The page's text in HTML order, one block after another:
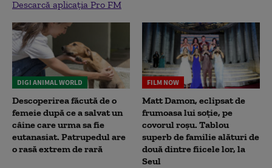
Descarcă aplicația Pro FM
DIGI ANIMAL WORLD
Descoperirea făcută de o
femeie după ce a salvat un
câine care urma sa fie
eutanasiat. Patrupedul are
o rasă extrem de rară
FILM NOW
Matt Damon, eclipsat de
frumoasa lui soție, pe
covorul roșu. Tablou
superb de familie alături de
două dintre fiicele lor, la
Seul